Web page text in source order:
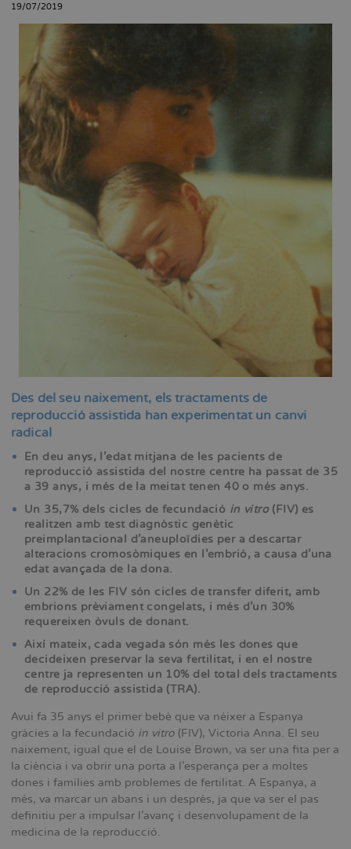
19/07/2019
Des del seu naixement, els tractaments de
reproducció assistida han experimentat un canvi
radical
En deu anys, l'edat mitjana de les pacients de
reproducció assistida del nostre centre ha passat de 35
a 39 anys, i més de la meitat tenen 40 o més anys.
Un 35,7% dels cicles de fecundació in vitro(FIV) es
realitzen amb test diagnòstic genètic
preimplantacional d'aneuploïdies per a descartar
alteracions cromosòmiques en l'embrió, a causa d'una
edat avançada de la dona.
Un 22% de les FIV són cicles de transfer diferit, amb
embrions prèviament congelats, i més d'un 30%
requereixen òvuls de donant.
Així mateix, cada vegada són més les dones que
decideixen preservar la seva fertilitat, i en el nostre
centre ja representen un 10% del total dels tractaments
de reproducció assistida (TRA).
Avui fa 35 anys el primer bebè que va néixer a Espanya
gràcies a la fecundació in vitro (FIV), Victoria Anna. El seu
naixement, igual que el de Louise Brown, va ser una fita per a
la ciència i va obrir una porta a l'esperança per a moltes
dones i famílies amb problemes de fertilitat. A Espanya, a
més, va marcar un abans i un després, ja que va ser el pas
definitiu per a impulsar l'avanç i desenvolupament de la
medicina de la reproducció.